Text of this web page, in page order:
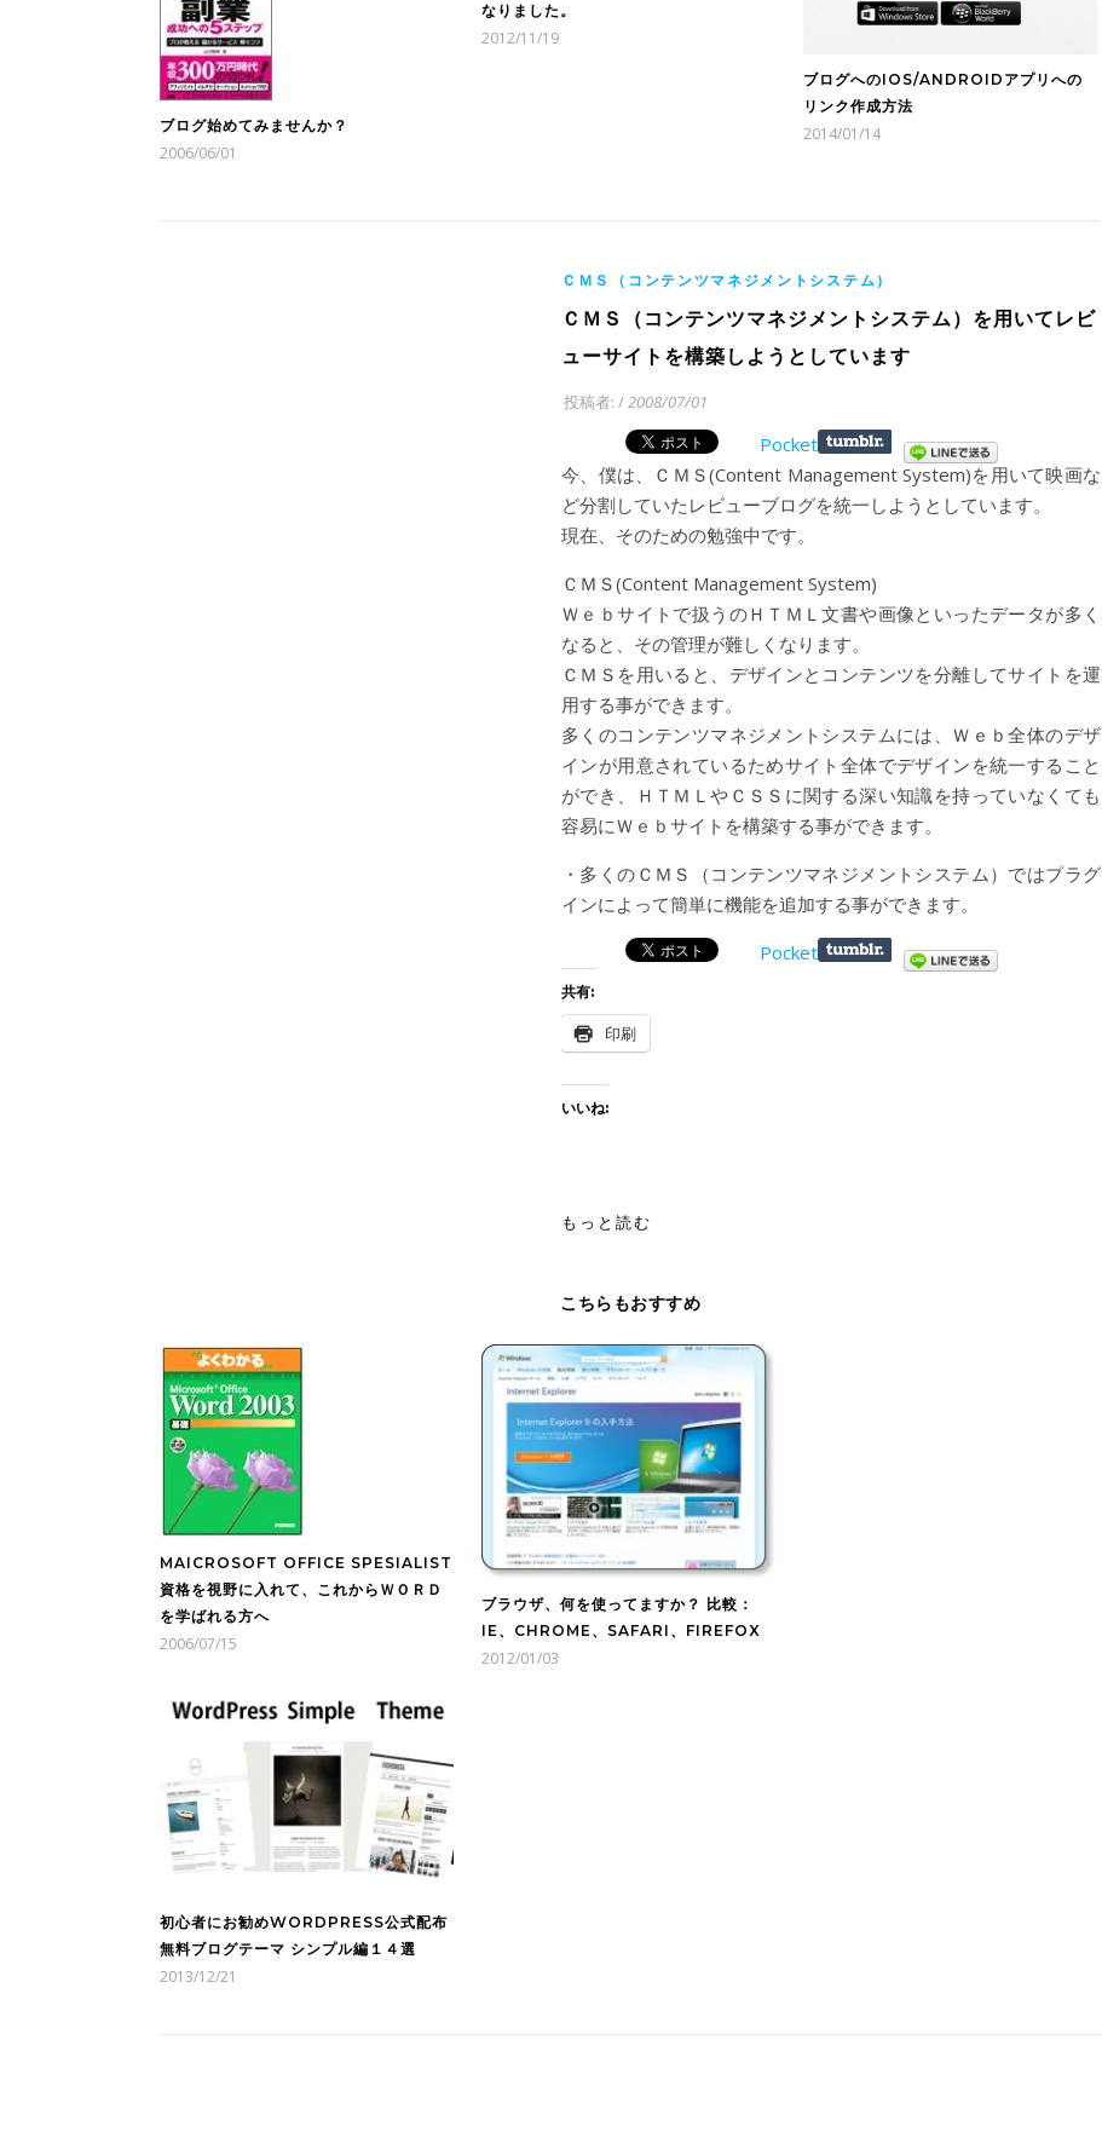
ブログ始めてみませんか？
2006/06/01
なりました。
2012/11/19
ブログへのIOS/ANDROIDアプリへの
リンク作成方法
2014/01/14
ＣＭＳ（コンテンツマネジメントシステム）
ＣＭＳ（コンテンツマネジメントシステム）を用いてレビ
ューサイトを構築しようとしています
投稿者: /2008/07/01
Pocket
今、僕は、ＣＭＳ(Content Management System)を用いて映画な
ど分割していたレビューブログを統一しようとしています。
現在、そのための勉強中です。
ＣＭＳ(Content Management System)
Ｗｅｂサイトで扱うのＨＴＭＬ文書や画像といったデータが多く
なると、その管理が難しくなります。
ＣＭＳを用いると、デザインとコンテンツを分離してサイトを運
用する事ができます。
多くのコンテンツマネジメントシステムには、Ｗｅｂ全体のデザ
インが用意されているためサイト全体でデザインを統一すること
ができ、ＨＴＭＬやＣＳＳに関する深い知識を持っていなくても
容易にＷｅｂサイトを構築する事ができます。
・多くのＣＭＳ（コンテンツマネジメントシステム）ではプラグ
インによって簡単に機能を追加する事ができます。
Pocket
共有:
印刷
いいね:
もっと読む
こちらもおすすめ
MAICROSOFT OFFICE SPESIALIST
資格を視野に入れて、これからＷＯＲＤ
を学ばれる方へ
2006/07/15
ブラウザ、何を使ってますか？ 比較：
IE、CHROME、SAFARI、FIREFOX
2012/01/03
初心者にお勧めWORDPRESS公式配布
無料ブログテーマ シンプル編１４選
2013/12/21